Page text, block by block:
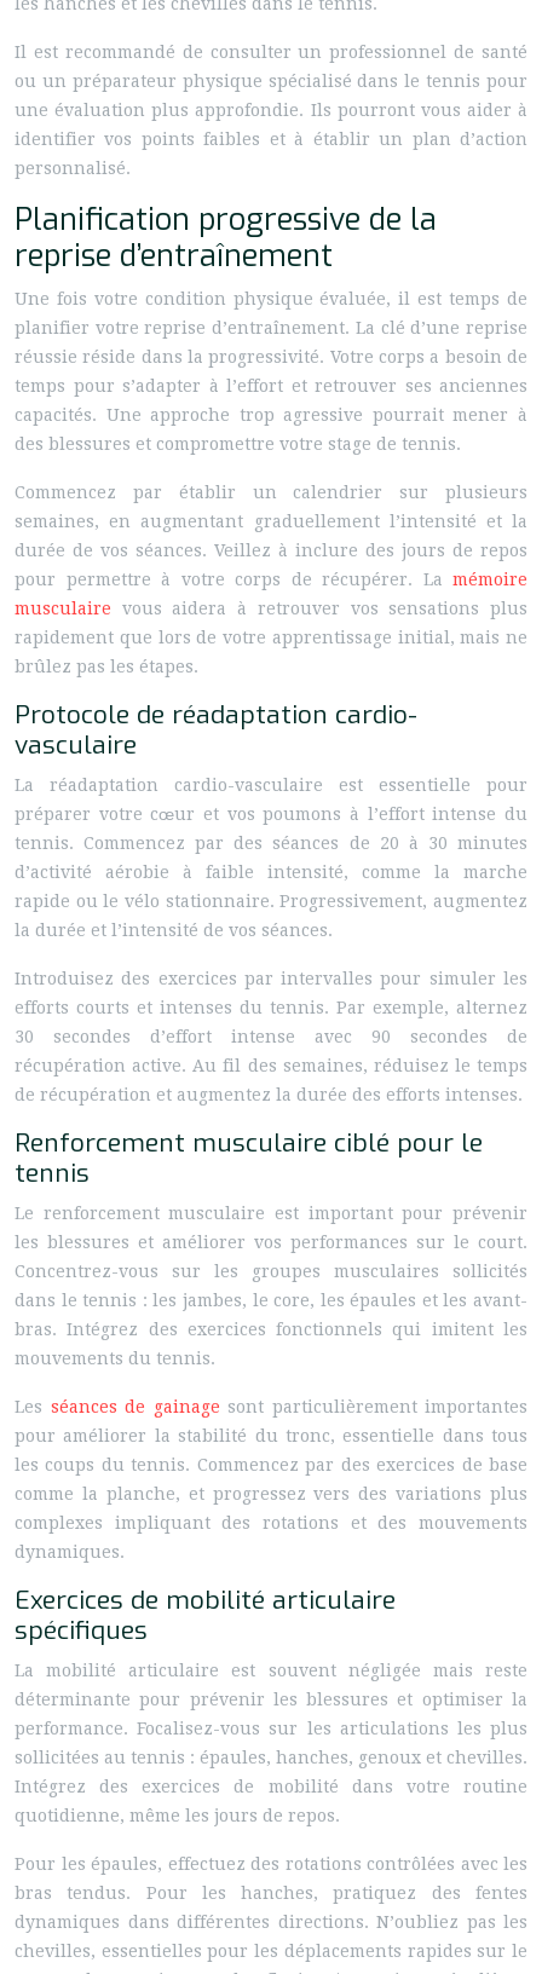
Il est recommandé de consulter un professionnel de santé
ou un préparateur physique spécialisé dans le tennis pour
une évaluation plus approfondie. Ils pourront vous aider à
identifier vos points faibles et à établir un plan d’action
personnalisé.
Planification progressive de la
reprise d’entraînement
Une fois votre condition physique évaluée, il est temps de
planifier votre reprise d’entraînement. La clé d’une reprise
réussie réside dans la progressivité. Votre corps a besoin de
temps pour s’adapter à l’effort et retrouver ses anciennes
capacités. Une approche trop agressive pourrait mener à
des blessures et compromettre votre stage de tennis.
Commencez par établir un calendrier sur plusieurs
semaines, en augmentant graduellement l’intensité et la
durée de vos séances. Veillez à inclure des jours de repos
pour permettre à votre corps de récupérer. La mémoire
musculaire vous aidera à retrouver vos sensations plus
rapidement que lors de votre apprentissage initial, mais ne
brûlez pas les étapes.
Protocole de réadaptation cardio-
vasculaire
La réadaptation cardio-vasculaire est essentielle pour
préparer votre cœur et vos poumons à l’effort intense du
tennis. Commencez par des séances de 20 à 30 minutes
d’activité aérobie à faible intensité, comme la marche
rapide ou le vélo stationnaire. Progressivement, augmentez
la durée et l’intensité de vos séances.
Introduisez des exercices par intervalles pour simuler les
efforts courts et intenses du tennis. Par exemple, alternez
30 secondes d’effort intense avec 90 secondes de
récupération active. Au fil des semaines, réduisez le temps
de récupération et augmentez la durée des efforts intenses.
Renforcement musculaire ciblé pour le
tennis
Le renforcement musculaire est important pour prévenir
les blessures et améliorer vos performances sur le court.
Concentrez-vous sur les groupes musculaires sollicités
dans le tennis : les jambes, le core, les épaules et les avant-
bras. Intégrez des exercices fonctionnels qui imitent les
mouvements du tennis.
Les séances de gainage sont particulièrement importantes
pour améliorer la stabilité du tronc, essentielle dans tous
les coups du tennis. Commencez par des exercices de base
comme la planche, et progressez vers des variations plus
complexes impliquant des rotations et des mouvements
dynamiques.
Exercices de mobilité articulaire
spécifiques
La mobilité articulaire est souvent négligée mais reste
déterminante pour prévenir les blessures et optimiser la
performance. Focalisez-vous sur les articulations les plus
sollicitées au tennis : épaules, hanches, genoux et chevilles.
Intégrez des exercices de mobilité dans votre routine
quotidienne, même les jours de repos.
Pour les épaules, effectuez des rotations contrôlées avec les
bras tendus. Pour les hanches, pratiquez des fentes
dynamiques dans différentes directions. N’oubliez pas les
chevilles, essentielles pour les déplacements rapides sur le